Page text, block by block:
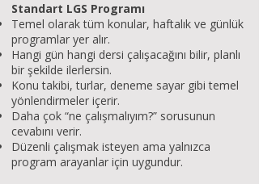
Standart LGS Programı
Temel olarak tüm konular, haftalık ve günlük
programlar yer alır.
Hangi gün hangi dersi çalışacağını bilir, planlı
bir şekilde ilerlersin.
Konu takibi, turlar, deneme sayar gibi temel
yönlendirmeler içerir.
Daha çok “ne çalışmalıyım?” sorusunun
cevabını verir.
Düzenli çalışmak isteyen ama yalnızca
program arayanlar için uygundur.